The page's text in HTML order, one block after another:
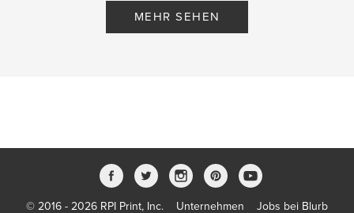
MEHR SEHEN
© 2016 - 2026 RPI Print, Inc. Unternehmen Jobs bei Blurb